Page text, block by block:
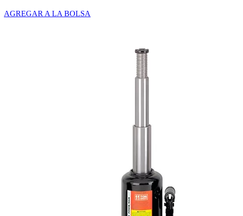
AGREGAR A LA BOLSA